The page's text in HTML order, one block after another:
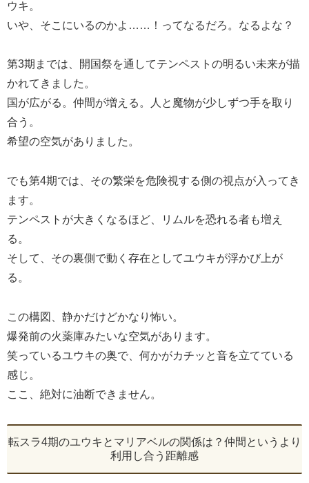
ウキ。
いや、そこにいるのかよ……！ってなるだろ。なるよな？
第3期までは、開国祭を通してテンペストの明るい未来が描
かれてきました。
国が広がる。仲間が増える。人と魔物が少しずつ手を取り
合う。
希望の空気がありました。
でも第4期では、その繁栄を危険視する側の視点が入ってき
ます。
テンペストが大きくなるほど、リムルを恐れる者も増え
る。
そして、その裏側で動く存在としてユウキが浮かび上が
る。
この構図、静かだけどかなり怖い。
爆発前の火薬庫みたいな空気があります。
笑っているユウキの奥で、何かがカチッと音を立てている
感じ。
ここ、絶対に油断できません。
転スラ4期のユウキとマリアベルの関係は？仲間というより
利用し合う距離感